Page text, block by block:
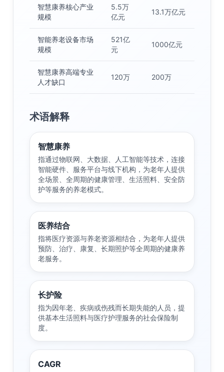
智慧康养核心产业
规模
5.5万
亿元
13.1万亿元
智能养老设备市场
规模
521亿
元
1000亿元
智慧康养高端专业
人才缺口
120万 200万
术语解释
智慧康养
指通过物联网、大数据、人工智能等技术，连接
智能硬件、服务平台与线下机构，为老年人提供
全场景、全周期的健康管理、生活照料、安全防
护等服务的养老模式。
医养结合
指将医疗资源与养老资源相结合，为老年人提供
预防、治疗、康复、长期照护等全周期的健康养
老服务。
长护险
指为因年老、疾病或伤残而长期失能的人员，提
供基本生活照料与医疗护理服务的社会保险制
度。
CAGR